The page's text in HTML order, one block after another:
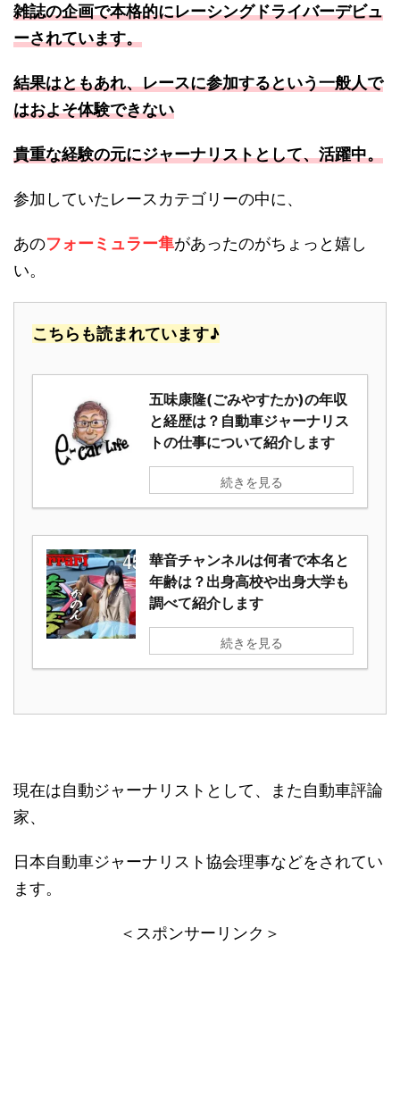
雑誌の企画で本格的にレーシングドライバーデビュ
ーされています。
結果はともあれ、レースに参加するという一般人で
はおよそ体験できない
貴重な経験の元にジャーナリストとして、活躍中。
参加していたレースカテゴリーの中に、
あのフォーミュラー隼があったのがちょっと嬉し
い。
こちらも読まれています♪
五味康隆(ごみやすたか)の年収
と経歴は？自動車ジャーナリス
トの仕事について紹介します
続きを見る
華音チャンネルは何者で本名と
年齢は？出身高校や出身大学も
調べて紹介します
続きを見る
現在は自動ジャーナリストとして、また自動車評論
家、
日本自動車ジャーナリスト協会理事などをされてい
ます。
＜スポンサーリンク＞